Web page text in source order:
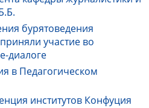
бурятоведения
участие во
диалоге
в Педагогическом
институтов Конфуция